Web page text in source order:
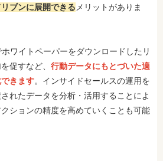
ブンに展開できる メリットがありま
ワイトペーパーをダウンロードしたリ
促すなど、 行動データにもとづいた適
きます。インサイドセールスの運用を
れたデータを分析・活用することによ
ションの精度を高めていくことも可能